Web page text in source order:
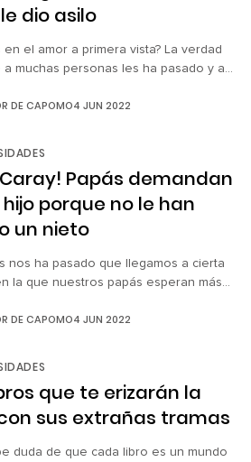
dio asilo
en el amor a primera vista? La verdad
a muchas personas les ha pasado y a
del británico Tony Garnett, de 29 años,
DE CAPOMO4 JUN 2022
Caray! Papás demandan
porque no le han
un nieto
nos ha pasado que llegamos a cierta
la que nuestros papás esperan más
cabeza. Algunos anhelan que nos
DE CAPOMO4 JUN 2022
que te erizarán la
sus extrañas tramas
duda de que cada libro es un mundo